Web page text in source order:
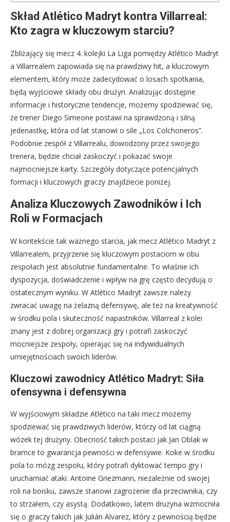
Skład Atlético Madryt kontra Villarreal:
Kto zagra w kluczowym starciu?
Zbliżający się mecz 4. kolejki La Liga pomiędzy Atlético Madryt
a Villarrealem zapowiada się na prawdziwy hit, a kluczowym
elementem, który może zadecydować o losach spotkania,
będą wyjściowe składy obu drużyn. Analizując dostępne
informacje i historyczne tendencje, możemy spodziewać się,
że trener Diego Simeone postawi na sprawdzoną i silną
jedenastkę, która od lat stanowi o sile „Los Colchoneros”.
Podobnie zespół z Villarrealu, dowodzony przez swojego
trenera, będzie chciał zaskoczyć i pokazać swoje
najmocniejsze karty. Szczegóły dotyczące potencjalnych
formacji i kluczowych graczy znajdziecie poniżej.
Analiza Kluczowych Zawodników i Ich
Roli w Formacjach
W kontekście tak ważnego starcia, jak mecz Atlético Madryt z
Villarrealem, przyjrzenie się kluczowym postaciom w obu
zespołach jest absolutnie fundamentalne. To właśnie ich
dyspozycja, doświadczenie i wpływ na grę często decydują o
ostatecznym wyniku. W Atlético Madryt zawsze należy
zwracać uwagę na żelazną defensywę, ale też na kreatywność
w środku pola i skuteczność napastników. Villarreal z kolei
znany jest z dobrej organizacji gry i potrafi zaskoczyć
mocniejsze zespoły, opierając się na indywidualnych
umiejętnościach swoich liderów.
Kluczowi zawodnicy Atlético Madryt: Siła
ofensywna i defensywna
W wyjściowym składzie Atlético na taki mecz możemy
spodziewać się prawdziwych liderów, którzy od lat ciągną
wózek tej drużyny. Obecność takich postaci jak Jan Oblak w
bramce to gwarancja pewności w defensywie. Koke w środku
pola to mózg zespołu, który potrafi dyktować tempo gry i
uruchamiać ataki. Antoine Griezmann, niezależnie od swojej
roli na boisku, zawsze stanowi zagrożenie dla przeciwnika, czy
to strzałem, czy asystą. Dodatkowo, latem drużyna wzmocniła
się o graczy takich jak Julián Alvarez, który z pewnością będzie